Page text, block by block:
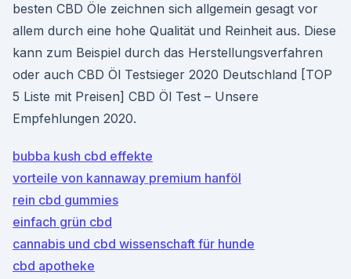
besten CBD Öle zeichnen sich allgemein gesagt vor
allem durch eine hohe Qualität und Reinheit aus. Diese
kann zum Beispiel durch das Herstellungsverfahren
oder auch CBD Öl Testsieger 2020 Deutschland [TOP
5 Liste mit Preisen] CBD Öl Test – Unsere
Empfehlungen 2020.
bubba kush cbd effekte
vorteile von kannaway premium hanföl
rein cbd gummies
einfach grün cbd
cannabis und cbd wissenschaft für hunde
cbd apotheke